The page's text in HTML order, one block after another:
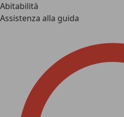
Abitabilità
Assistenza alla guida